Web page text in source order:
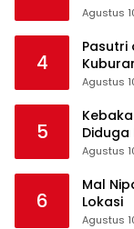
Padel
Agustus
4
Pasutri
Agustus
5
Diduga
Agustus
6
Mal
Lokasi
Agustus